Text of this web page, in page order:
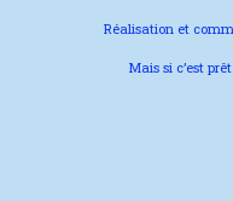
Réalisation et
Mais si c’est